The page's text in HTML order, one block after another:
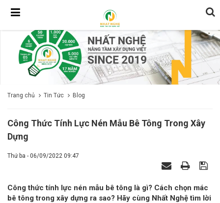
Trang chủ Tin Tức Blog
Công Thức Tính Lực Nén Mẫu Bê Tông Trong Xây
Dựng
Thứ ba - 06/09/2022 09:47
Công thức tính lực nén mẫu bê tông là gì? Cách chọn mác
bê tông trong xây dựng ra sao? Hãy cùng Nhất Nghệ tìm lời